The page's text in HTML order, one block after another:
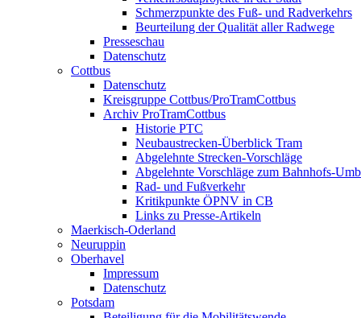
Schmerzpunkte des Fuß- und Radverkehrs
Beurteilung der Qualität aller Radwege
Presseschau
Datenschutz
Cottbus
Datenschutz
Kreisgruppe Cottbus/ProTramCottbus
Archiv ProTramCottbus
Historie PTC
Neubaustrecken-Überblick Tram
Abgelehnte Strecken-Vorschläge
Abgelehnte Vorschläge zum Bahnhofs-
Rad- und Fußverkehr
Kritikpunkte ÖPNV in CB
Links zu Presse-Artikeln
Maerkisch-Oderland
Neuruppin
Oberhavel
Impressum
Datenschutz
Potsdam